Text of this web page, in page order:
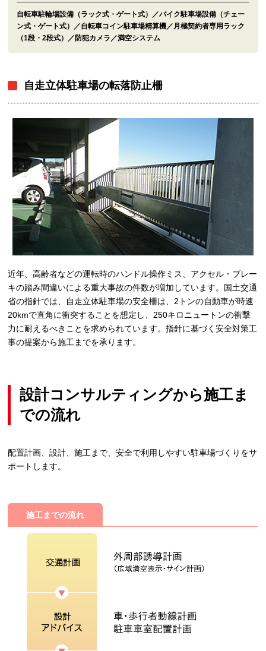
自転車駐輪場設備（ラック式・ゲート式）／バイク駐車場設備（チェー
ン式・ゲート式）／自転車コイン駐車場精算機／月極契約者専用ラック
（1段・2段式）／防犯カメラ／満空システム
自走立体駐車場の転落防止柵
近年、高齢者などの運転時のハンドル操作ミス、アクセル・ブレー
キの踏み間違いによる重大事故の件数が増加しています。国土交通
省の指針では、自走立体駐車場の安全柵は、2トンの自動車が時速
20kmで直角に衝突することを想定し、250キロニュートンの衝撃
力に耐えるべきことを求められています。指針に基づく安全対策工
事の提案から施工までを承ります。
設計コンサルティングから施工ま
での流れ
配置計画、設計、施工まで、安全で利用しやすい駐車場づくりをサ
ポートします。
施工までの流れ